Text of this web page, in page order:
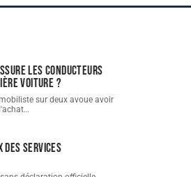
les conducteurs
voiture ?
sur deux avoue avoir
…
des services